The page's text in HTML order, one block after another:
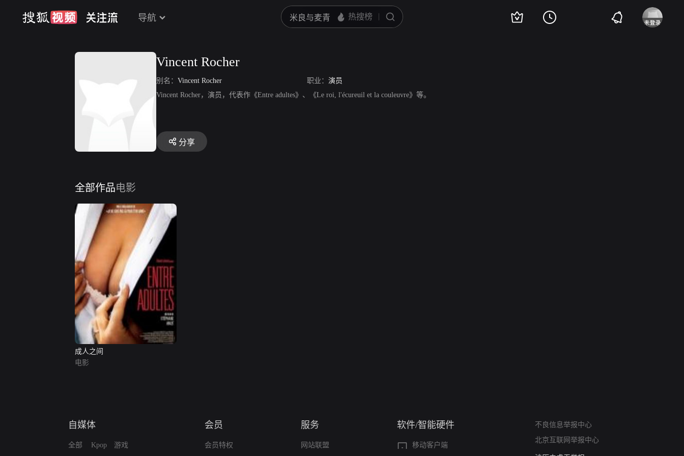
导航
Vincent Rocher
别名： Vincent Rocher 职业： 演员
Vincent Rocher，演员，代表作《Entre adultes》、《Le roi, l'écureuil et la couleuvre》等。
分享
全部作品电影
成人之间
电影
自媒体
全部 Kpop 游戏
会员
会员特权
服务
网站联盟
软件/智能硬件
移动客户端
不良信息举报中心
北京互联网举报中心
亚运会举报专区